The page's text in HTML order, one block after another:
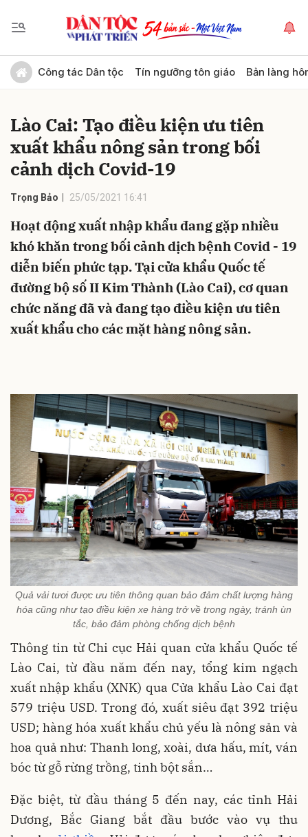
Công tác Dân tộc Tín ngưỡng tôn giáo Bản làng
Lào Cai: Tạo điều kiện ưu tiên
xuất khẩu nông sản trong bối
cảnh dịch Covid-19
Trọng Bảo 25/05/2021 16:41
Hoạt động xuất nhập khẩu đang gặp nhiều
khó khăn trong bối cảnh dịch bệnh Covid - 19
diễn biến phức tạp. Tại cửa khẩu Quốc tế
đường bộ số II Kim Thành (Lào Cai), cơ quan
chức năng đã và đang tạo điều kiện ưu tiên
xuất khẩu cho các mặt hàng nông sản.
Quả vải tươi được ưu tiên thông quan bảo đảm chất lượng hàng
hóa cũng như tạo điều kiện xe hàng trở về trong ngày, tránh ùn
tắc, bảo đảm phòng chống dịch bệnh
Thông tin từ Chi cục Hải quan cửa khẩu Quốc tế
Lào Cai, từ đầu năm đến nay, tổng kim ngạch
xuất nhập khẩu (XNK) qua Cửa khẩu Lào Cai đạt
579 triệu USD. Trong đó, xuất siêu đạt 392 triệu
USD; hàng hóa xuất khẩu chủ yếu là nông sản và
hoa quả như: Thanh long, xoài, dưa hấu, mít, ván
bóc từ gỗ rừng trồng, tinh bột sắn…
Đặc biệt, từ đầu tháng 5 đến nay, các tỉnh Hải
Dương, Bắc Giang bắt đầu bước vào vụ thu
Gửi bình luận